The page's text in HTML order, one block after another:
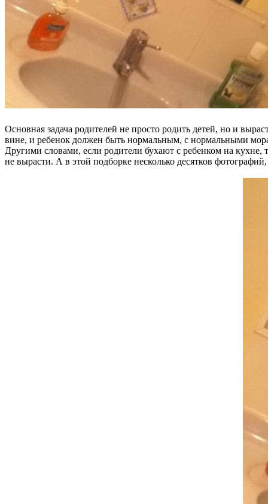
Основная задача родителей не просто родить детей, но и
вине, и ребенок должен быть нормальным, с нормальными
Другими словами, если родители бухают с ребенком на
не вырасти. А в этой подборке несколько десятков